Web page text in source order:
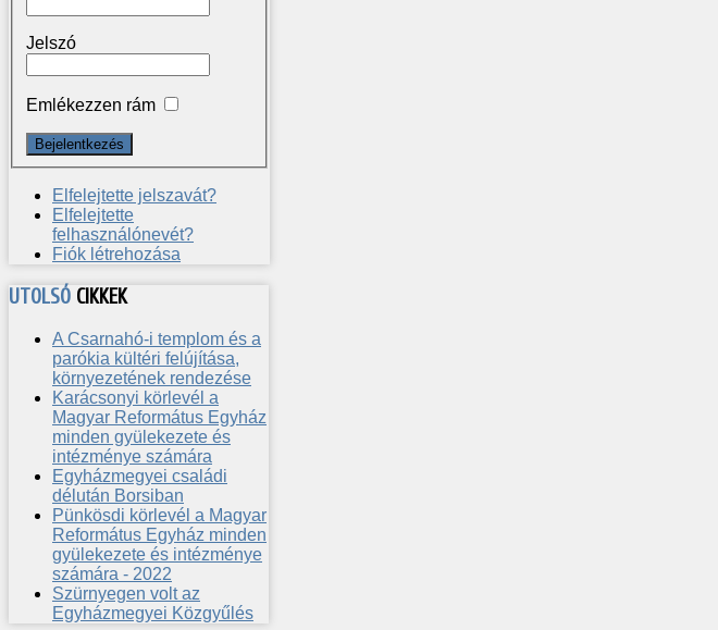
Jelszó
Emlékezzen rám
Elfelejtette jelszavát?
Elfelejtette
felhasználónevét?
Fiók létrehozása
UTOLSÓ CIKKEK
A Csarnahó-i templom és a
parókia kültéri felújítása,
környezetének rendezése
Karácsonyi körlevél a
Magyar Református Egyház
minden gyülekezete és
intézménye számára
Egyházmegyei családi
délután Borsiban
Pünkösdi körlevél a Magyar
Református Egyház minden
gyülekezete és intézménye
számára - 2022
Szürnyegen volt az
Egyházmegyei Közgyűlés